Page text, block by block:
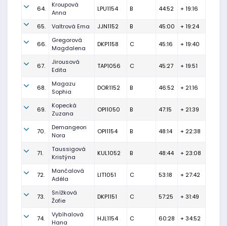
64.
Kroupová
Anna
LPU1154 B 44:52 + 19:16
65. Valtrová Ema JJN1152 B 45:00 + 19:24
66.
Gregorová
Magdalena
DKP1158 C 45:16 + 19:40
67.
Jirousová
Edita
TAP1056 C 45:27 + 19:51
68.
Magazu
Sophia
DOR1152 B 46:52 + 21:16
69.
Kopecká
Zuzana
OPI1050 B 47:15 + 21:39
70.
Demangeon
Nora
OPI1154 B 48:14 + 22:38
71.
Taussigová
Kristýna
KUL1052 B 48:44 + 23:08
72.
Mančalová
Adéla
LIT1051 C 53:18 + 27:42
73.
Snížková
Žofie
DKP1151 C 57:25 + 31:49
74.
Vybíhalová
Hana
HJL1154 C 60:28 + 34:52